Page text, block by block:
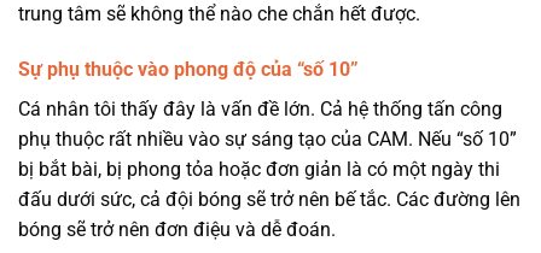
trung tâm sẽ không thể nào che chắn hết được.
Sự phụ thuộc vào phong độ của “số 10”
Cá nhân tôi thấy đây là vấn đề lớn. Cả hệ thống tấn công
phụ thuộc rất nhiều vào sự sáng tạo của CAM. Nếu “số 10”
bị bắt bài, bị phong tỏa hoặc đơn giản là có một ngày thi
đấu dưới sức, cả đội bóng sẽ trở nên bế tắc. Các đường lên
bóng sẽ trở nên đơn điệu và dễ đoán.